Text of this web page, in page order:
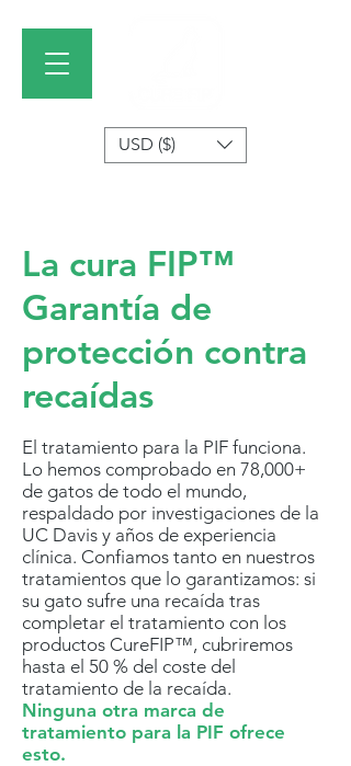
USD ($)
La cura FIP™
Garantía de
protección contra
recaídas
El tratamiento para la PIF funciona.
Lo hemos comprobado en 78,000+
de gatos de todo el mundo,
respaldado por investigaciones de la
UC Davis y años de experiencia
clínica. Confiamos tanto en nuestros
tratamientos que lo garantizamos: si
su gato sufre una recaída tras
completar el tratamiento con los
productos CureFIP™, cubriremos
hasta el 50 % del coste del
tratamiento de la recaída.
Ninguna otra marca de
tratamiento para la PIF ofrece
esto.